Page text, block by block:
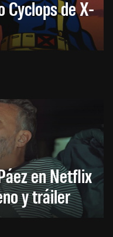
Cyclops de X-
en Netflix
y tráiler